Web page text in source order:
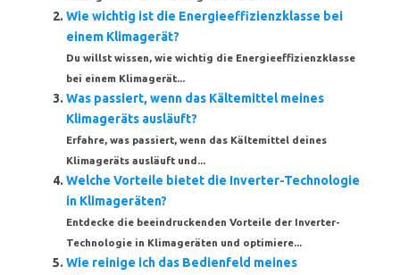
Wie wichtig ist die Energieeffizienzklasse bei
einem Klimagerät?
Du willst wissen, wie wichtig die Energieeffizienzklasse
bei einem Klimagerät...
Was passiert, wenn das Kältemittel meines
Klimageräts ausläuft?
Erfahre, was passiert, wenn das Kältemittel deines
Klimageräts ausläuft und...
Welche Vorteile bietet die Inverter-Technologie
in Klimageräten?
Entdecke die beeindruckenden Vorteile der Inverter-
Technologie in Klimageräten und optimiere...
Wie reinige ich das Bedienfeld meines